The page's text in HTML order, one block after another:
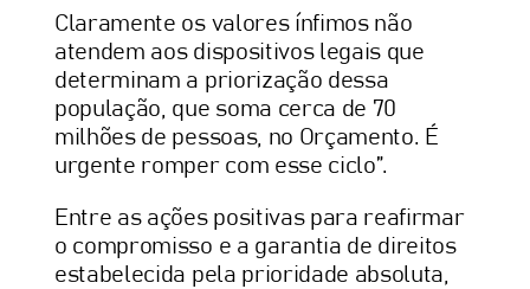
Claramente os valores ínfimos não
atendem aos dispositivos legais que
determinam a priorização dessa
população, que soma cerca de 70
milhões de pessoas, no Orçamento. É
urgente romper com esse ciclo”.
Entre as ações positivas para reafirmar
o compromisso e a garantia de direitos
estabelecida pela prioridade absoluta,